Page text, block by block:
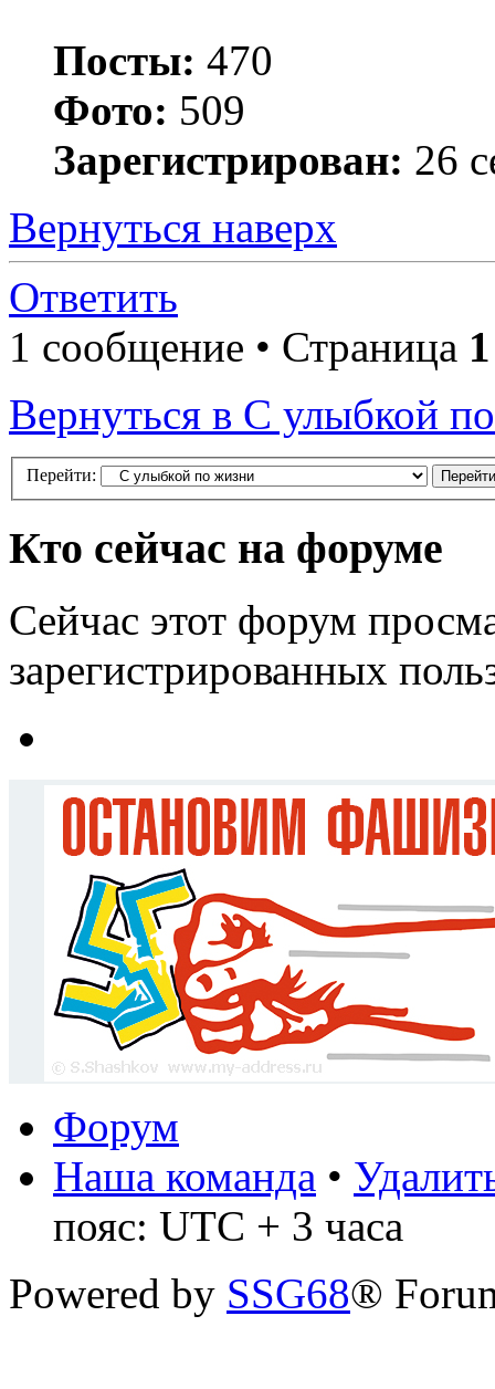
Посты: 470
Фото: 509
Зарегистрирован: 26
Вернуться наверх
Ответить
1 сообщение • Страница 1
Вернуться в С улыбкой
Перейти:
Кто сейчас на форуме
Сейчас этот форум
зарегистрированных
Форум
Наша команда •
пояс: UTC + 3 часа
Powered by SSG68®